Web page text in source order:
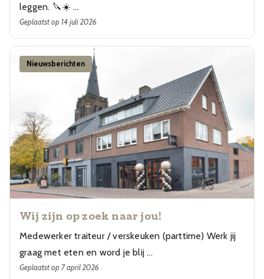
leggen. 🔪☀️ ...
Geplaatst op 14 juli 2026
Nieuwsberichten
Wij zijn op zoek naar jou!
Medewerker traiteur / verskeuken (parttime) Werk jij
graag met eten en word je blij ...
Geplaatst op 7 april 2026